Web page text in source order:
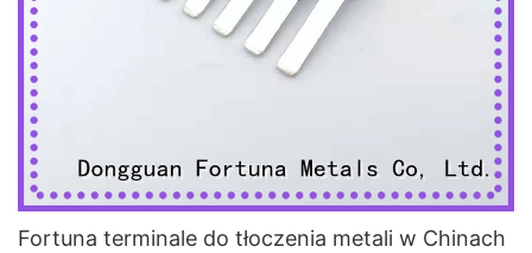
Fortuna terminale do tłoczenia metali w Chinach